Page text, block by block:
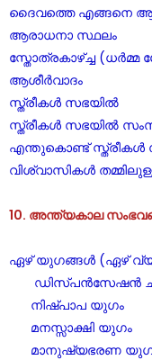
ദൈവത്തെ എങ്ങനെ
ആരാധനാ സ്ഥലം
സ്തോത്രകാഴ്ച്ച (ധർമ്മ
ആശീർവാദം
സ്ത്രീകൾ സഭയിൽ
സ്ത്രീകൾ സഭയിൽ
എന്തുകൊണ്ട് സ്ത്രീകൾ
വിശ്വാസികൾ
10. അന്ത്യകാല
ഏഴ് യുഗങ്ങൾ (ഏഴ്
ഡിസ്പൻസേഷൻ
നിഷ്പാപ യുഗം
മനസ്സാക്ഷി യുഗം
മാനുഷ്യഭരണ